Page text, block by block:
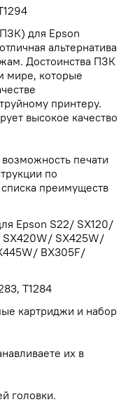
для Epson
альтернатива
Достоинства ПЗК
мире, которые
принтеру.
высокое качество
печати
по
преимуществ
Epson S22/ SX120/
SX420W/ SX425W/
BX305F/
T1284
картриджи и набор
их в
головки.